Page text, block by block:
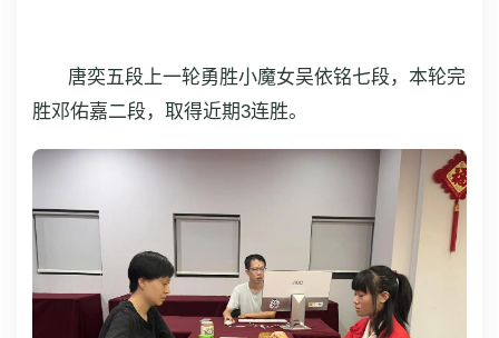
唐奕五段上一轮勇胜小魔女吴依铭七段，本轮完
胜邓佑嘉二段，取得近期3连胜。